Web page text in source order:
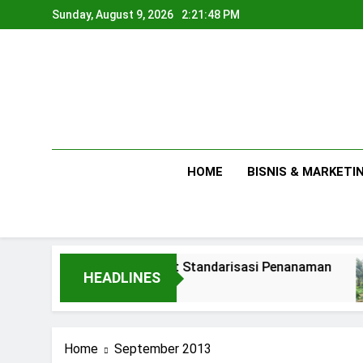
to
Sunday, August 9, 2026 2:21:49 PM
HOME BISNIS &
HEADLINES
Membuat Standarisasi Penanaman
2
Home September 2013